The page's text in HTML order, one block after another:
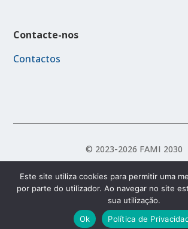
Contacte-nos
Contactos
© 2023-2026 FAMI 2030
Política de Acessibilidade
Política de
Termos e Condições
Este site utiliza cookies para permitir uma
por parte do utilizador. Ao navegar no site
sua utilização.
Ok
Política de